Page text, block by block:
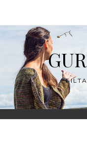
innehåll